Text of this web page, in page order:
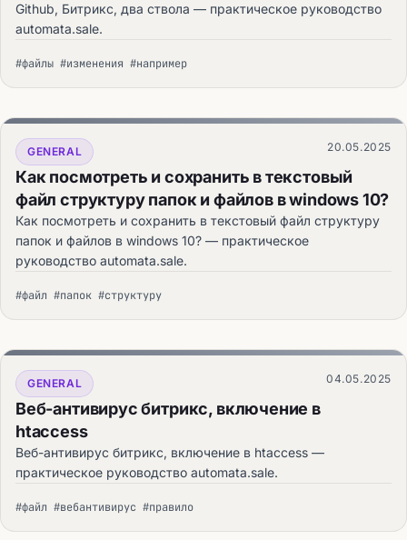
Github, Битрикс, два ствола — практическое руководство
automata.sale.
#файлы #изменения #например
GENERAL 20.05.2025
Как посмотреть и сохранить в текстовый
файл структуру папок и файлов в windows 10?
Как посмотреть и сохранить в текстовый файл структуру
папок и файлов в windows 10? — практическое
руководство automata.sale.
#файл #папок #структуру
GENERAL 04.05.2025
Веб-антивирус битрикс, включение в
htaccess
Веб-антивирус битрикс, включение в htaccess —
практическое руководство automata.sale.
#файл #вебантивирус #правило